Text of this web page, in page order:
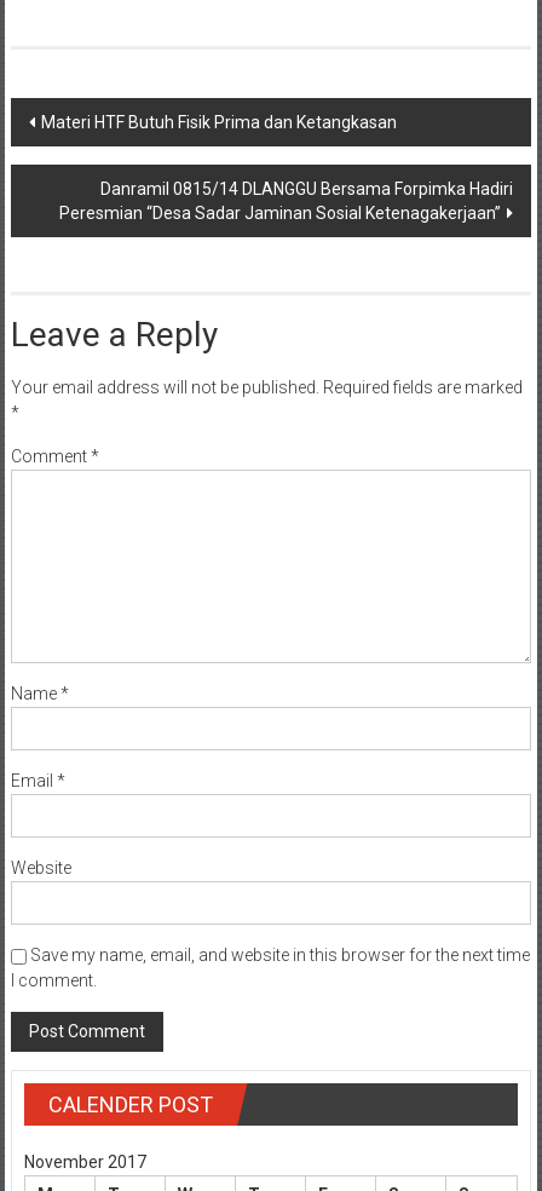
Post
navigation
Materi HTF Butuh Fisik Prima dan Ketangkasan
Danramil 0815/14 DLANGGU Bersama Forpimka Hadiri
Peresmian “Desa Sadar Jaminan Sosial Ketenagakerjaan”
Leave a Reply
Your email address will not be published. Required fields are marked
*
Comment*
Name*
Email *
Website
Save my name, email, and website in this browser for the next time
I comment.
CALENDER POST
November 2017